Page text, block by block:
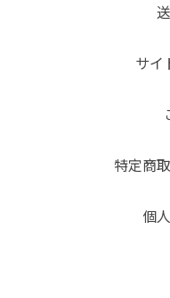
サイ
特定商
個